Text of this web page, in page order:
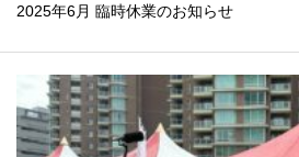
2025年6月 臨時休業のお知らせ